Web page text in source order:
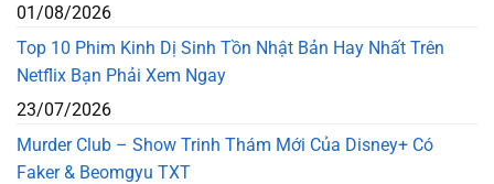
01/08/2026
Top 10 Phim Kinh Dị Sinh Tồn Nhật Bản Hay Nhất Trên
Netflix Bạn Phải Xem Ngay
23/07/2026
Murder Club – Show Trinh Thám Mới Của Disney+ Có
Faker & Beomgyu TXT